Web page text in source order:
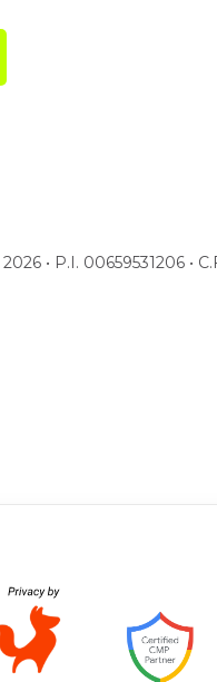
2026 • P.I. 00659531206 •